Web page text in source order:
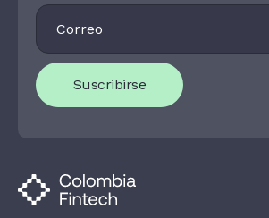
Footer
Newsletter
Suscribirse
I
O
U
A
R
N
,